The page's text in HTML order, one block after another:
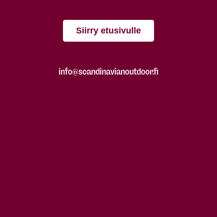
Siirry etusivulle
info@scandinavianoutdoor.fi